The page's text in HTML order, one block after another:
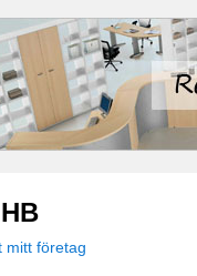
mitt företag